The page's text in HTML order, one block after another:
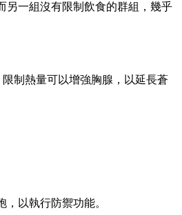
另一組沒有限制飲食的群組，幾乎
制熱量可以增強胸腺，以延長蒼
以執行防禦功能。